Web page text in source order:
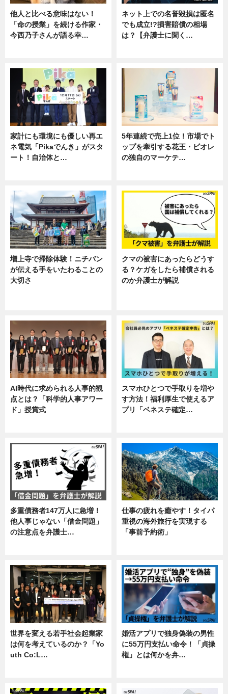
他人と比べる意味はない！
「命の授業」を続ける作家・
今西乃子さんが語る幸…
ネット上での名誉毀損は匿名
でも成立!?損害賠償の相場
は？【弁護士に聞く…
家計にも環境にも優しい再エ
ネ電気「Pikaでんき」がスタ
ート！自治体と…
5年連続で売上1位！市場でト
ップを牽引する花王・ビオレ
の独自のマーケテ…
増上寺で掃除体験！ニチバン
が伝える手をいたわることの
大切さ
クマの被害にあったらどうす
る？ケガをしたら補償される
のか弁護士が解説
AI時代に求められる人事的観
点とは？「科学的人事アワー
ド」授賞式
スマホひとつで手取りを増や
す方法！福利厚生で使えるア
プリ「ベネステ確定…
多重債務者147万人に急増！
他人事じゃない「借金問題」
の注意点を弁護士…
仕事の疲れを癒やす！タイパ
重視の海外旅行を実現する
「事前予約術」
世界を変える若手社会起業家
は何を考えているのか？「Yo
uth Co:L…
婚活アプリで独身偽装の男性
に55万円支払い命令！「貞操
権」とは何かを弁…